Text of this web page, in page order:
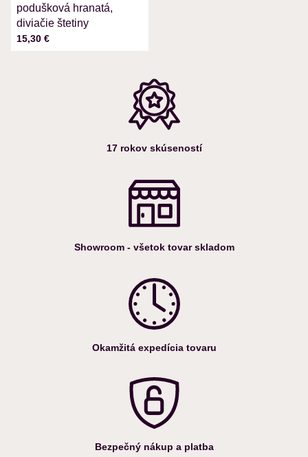
Odoslať
podušková hranatá,
diviačie štetiny
Cena s DPH
15,30 €
17 rokov skúseností
Showroom - všetok tovar skladom
Okamžitá expedícia tovaru
Bezpečný nákup a platba